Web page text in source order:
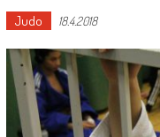
Judo 18.4.2018